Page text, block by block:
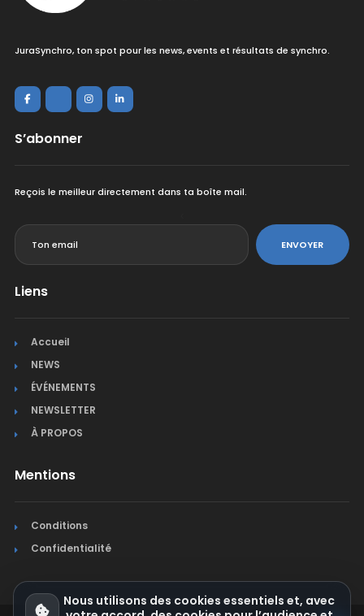
JuraSynchro, ton spot pour les news, events et résultats de synchro.
S’abonner
Reçois le meilleur directement dans ta boîte mail.
ENVOYER
Liens
Accueil
NEWS
ÉVÉNEMENTS
NEWSLETTER
À PROPOS
Mentions
Conditions
Confidentialité
Nous utilisons des cookies essentiels et, avec